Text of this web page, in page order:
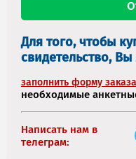
Для того, чтобы
свидетельство,
заполнить форму заказа
необходимые
Написать нам в
телеграм: